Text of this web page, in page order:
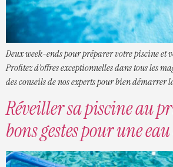
Deux week-ends pour préparer votre piscine et
Profitez d’offres exceptionnelles dans tous les
des conseils de nos experts pour bien démarrer
Réveiller sa piscine au
bons gestes pour une